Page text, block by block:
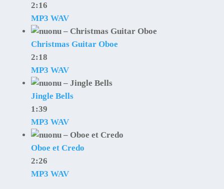
2:16
MP3 WAV
Christmas Guitar Oboe
2:18
MP3 WAV
Jingle Bells
1:39
MP3 WAV
Oboe et Credo
2:26
MP3 WAV